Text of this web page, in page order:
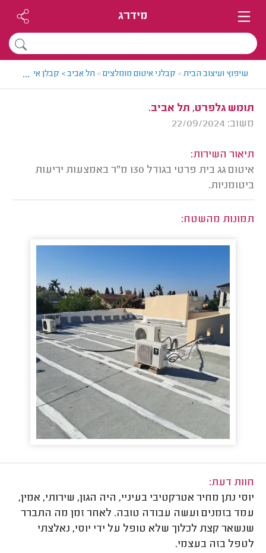
מידרג
שיפוץ ועיצוב הבית> קבלני איטום מומלצים> תל אביב > קבלן איטום
...
תומש גלפרט, תל אביב.
משוב: 22/09/2024
תיאור השירות:
איטום גג בית פרטי בגודל 130 מ"ר באמצעות יריעות
ביטומניות.
תמונות מהשטח:
חוות דעת:
יוסי נתן מחיר אטרקטיבי בעיניי, היה הגון, שירותי, אמין,
עמד בזמנים ועשה עבודה טובה. לאחר זמן מה התברר
שנשאר קצת לכלוך שלא טופל על ידי יוסי, נאלצתי
לטפל בזה בעצמי.